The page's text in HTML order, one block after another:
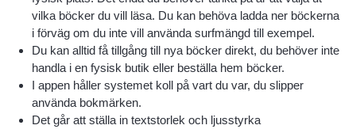
vilka böcker du vill läsa. Du kan behöva ladda ner böckerna
i förväg om du inte vill använda surfmängd till exempel.
Du kan alltid få tillgång till nya böcker direkt, du behöver inte
handla i en fysisk butik eller beställa hem böcker.
I appen håller systemet koll på vart du var, du slipper
använda bokmärken.
Det går att ställa in textstorlek och ljusstyrka